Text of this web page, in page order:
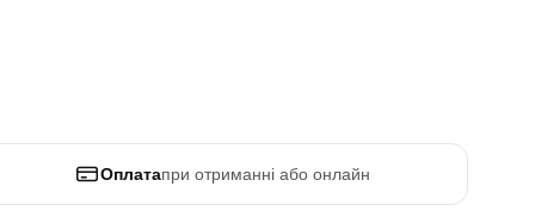
Оплатапри отриманні або онлайн